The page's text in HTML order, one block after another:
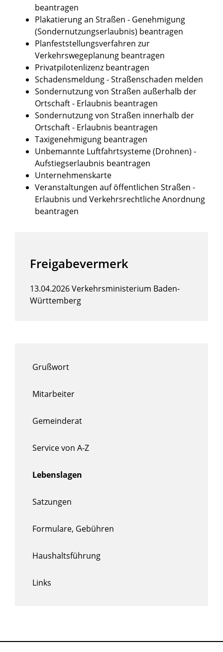
beantragen
Plakatierung an Straßen - Genehmigung
(Sondernutzungserlaubnis) beantragen
Planfeststellungsverfahren zur
Verkehrswegeplanung beantragen
Privatpilotenlizenz beantragen
Schadensmeldung - Straßenschaden melden
Sondernutzung von Straßen außerhalb der
Ortschaft - Erlaubnis beantragen
Sondernutzung von Straßen innerhalb der
Ortschaft - Erlaubnis beantragen
Taxigenehmigung beantragen
Unbemannte Luftfahrtsysteme (Drohnen) -
Aufstiegserlaubnis beantragen
Unternehmenskarte
Veranstaltungen auf öffentlichen Straßen -
Erlaubnis und Verkehrsrechtliche Anordnung
beantragen
Freigabevermerk
13.04.2026Verkehrsministerium Baden-
Württemberg
Grußwort
Mitarbeiter
Gemeinderat
Service von A-Z
Lebenslagen
Satzungen
Formulare, Gebühren
Haushaltsführung
Links